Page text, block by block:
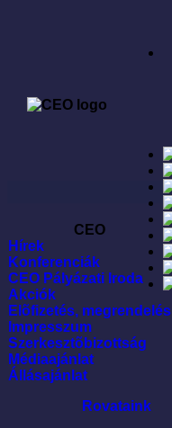
CEO
Hírek
Konferenciák
CEO Pályázati Iroda
Akciók
Elõfizetés, megrendelés
Impresszum
Szerkesztõbizottság
Médiaajánlat
Állásajánlat
Rovataink